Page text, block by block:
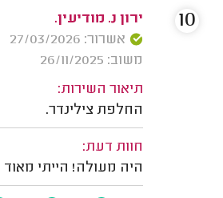
ירון נ. מודיעין.
אשרור: 27/03/2026
משוב: 26/11/2025
תיאור השירות:
החלפת צילינדר.
חוות דעת:
היה מעולה! הייתי
10